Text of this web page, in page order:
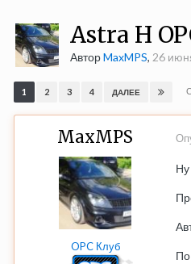
Astra H
АвторMaxMPS, 26
1 2 3 4 ДАЛЕЕ
MaxMPS
OPC Клуб
Ну